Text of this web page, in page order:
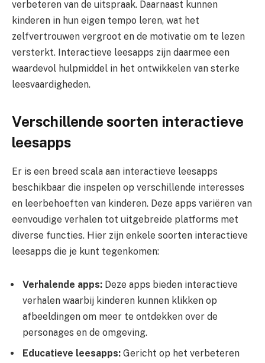
verbeteren van de uitspraak. Daarnaast kunnen
kinderen in hun eigen tempo leren, wat het
zelfvertrouwen vergroot en de motivatie om te lezen
versterkt. Interactieve leesapps zijn daarmee een
waardevol hulpmiddel in het ontwikkelen van sterke
leesvaardigheden.
Verschillende soorten interactieve
leesapps
Er is een breed scala aan interactieve leesapps
beschikbaar die inspelen op verschillende interesses
en leerbehoeften van kinderen. Deze apps variëren van
eenvoudige verhalen tot uitgebreide platforms met
diverse functies. Hier zijn enkele soorten interactieve
leesapps die je kunt tegenkomen:
Verhalende apps: Deze apps bieden interactieve
verhalen waarbij kinderen kunnen klikken op
afbeeldingen om meer te ontdekken over de
personages en de omgeving.
Educatieve leesapps: Gericht op het verbeteren